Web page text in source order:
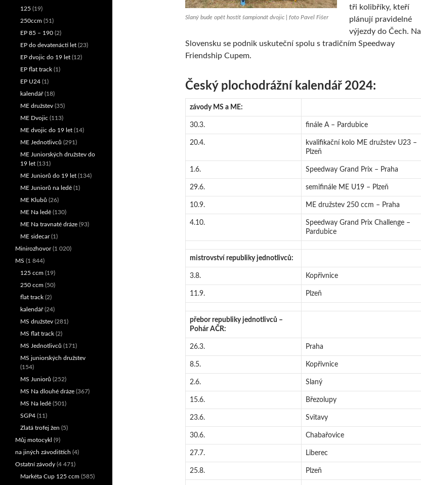
Slaný bude opět hostit šampionát dvojic | foto Pavel Fišer
tři kolibříky, kteří
plánují pravidelné
výjezdy do Čech. Na
Slovensku se podnik uskuteční spolu s tradičním Speedway
Friendship Cupem.
Český plochodrážní kalendář 2024:
závody MS a ME:
30.3. finále A – Pardubice
20.4.
kvalifikační kolo ME družstev U23 –
Plzeň
1.6. Speedway Grand Prix – Praha
29.6. semifinále ME U19 – Plzeň
10.9. ME družstev 250 ccm – Praha
4.10.
Speedway Grand Prix Challenge –
Pardubice
mistrovství republiky jednotlivců:
3.8. Kopřivnice
11.9. Plzeň
přebor republiky jednotlivců –
Pohár AČR:
26.3. Praha
8.5. Kopřivnice
2.6. Slaný
15.6. Březolupy
23.6. Svitavy
30.6. Chabařovice
27.7. Liberec
25.8. Plzeň
125 (19)
250ccm (51)
EP 85 – 190 (2)
EP do devatenácti let (23)
EP dvojic do 19 let (12)
EP flat track (1)
EP U24 (1)
kalendář(18)
ME družstev (35)
ME Dvojic (113)
ME dvojic do 19 let (14)
ME Jednotlivců (291)
ME Juniorských družstev do
19 let (131)
ME Juniorů do 19 let (134)
ME Juniorů na ledě (1)
ME Klubů (26)
ME Na ledě (130)
ME Na travnaté dráze (93)
ME sidecar(1)
Minirozhovor(1 020)
MS (1 844)
125 ccm (19)
250 ccm (50)
flat track (2)
kalendář(24)
MS družstev (281)
MS flat track (2)
MS Jednotlivců (171)
MS juniorských družstev
(154)
MS Juniorů (252)
MS Na dlouhé dráze (367)
MS Na ledě (501)
SGP4 (11)
Zlatá trofej žen (5)
Můj motocykl (9)
na jiných závodištích (4)
Ostatní závody (4 471)
Markéta Cup 125 ccm (585)